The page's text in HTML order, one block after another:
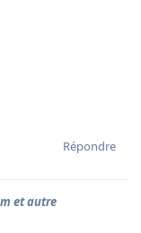
Répondre
et autre